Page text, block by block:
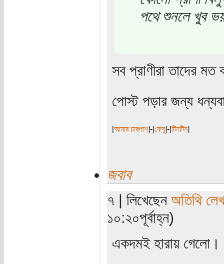
পথে শুনলে খুব
সব প্রাণীরা তাদের
পোস্ট পড়ার জন্য
[আমার চারপাশ]-[ফেবু]-[টিনটিন]
জবাব
৭ | লিখেছেন অতিথি
১০:২০পূর্বাহ্ন)
একদমই হারায়